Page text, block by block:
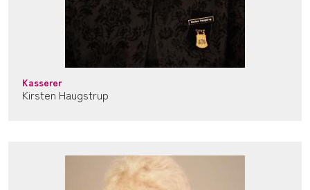
Kasserer
Kirsten Haugstrup